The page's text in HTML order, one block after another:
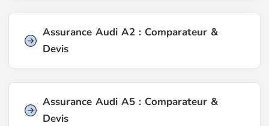
Assurance Audi A2 : Comparateur &
Devis
Assurance Audi A5 : Comparateur &
Devis